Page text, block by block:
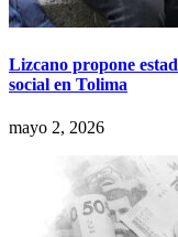
Lizcano propone
social en Tolima
mayo 2, 2026